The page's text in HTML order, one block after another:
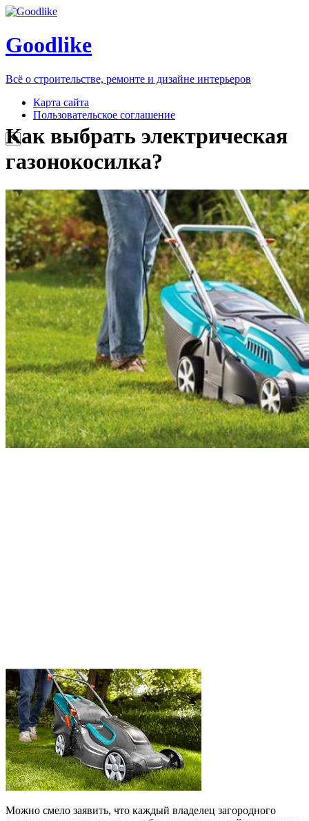
Goodlike
Всё о строительстве, ремонте и дизайне интерьеров
Карта сайта
Пользовательское соглашение
Как выбрать электрическая
газонокосилка?
Можно смело заявить, что каждый владелец загородного